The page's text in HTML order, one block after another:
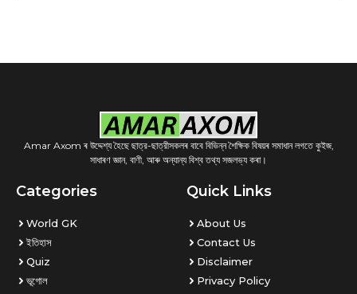
Amar Axom ৰ উদ্দেশ্য হৈছে ছাত্র-ছাত্রীসকলৰ বাবে বিভিন্ন শৈক্ষিক বিষয়ৰ সমাধান লগতে কুইজ,
সাধাৰণ জ্ঞান, বাণী, আৰু অন্যান্য বিশ্ব তথ্য সজলভ্য কৰা।
Categories
World GK
ইতিহাস
Quiz
ভূগোল
Quick Links
About Us
Contact Us
Disclaimer
Privacy Policy